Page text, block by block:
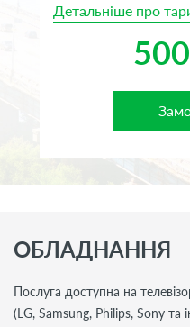
Детальніше про
500
ОБЛАДНАННЯ
Послуга доступна на
(LG, Samsung, Philips, Sony та